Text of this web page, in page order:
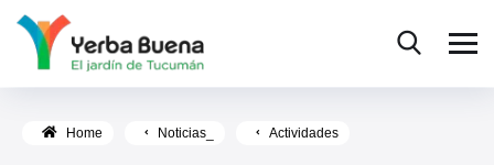
Home Noticias_ Actividades